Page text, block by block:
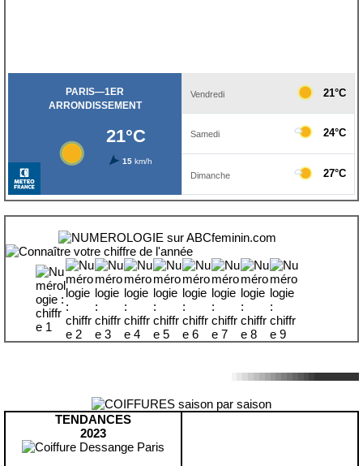
TENDANCES
2023